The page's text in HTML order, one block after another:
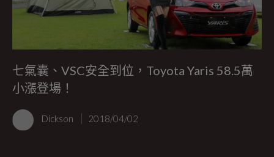
七氣囊、VSC安全到位，Toyota Yaris 58.5萬
小漲登場！
Dickson 2018/04/02